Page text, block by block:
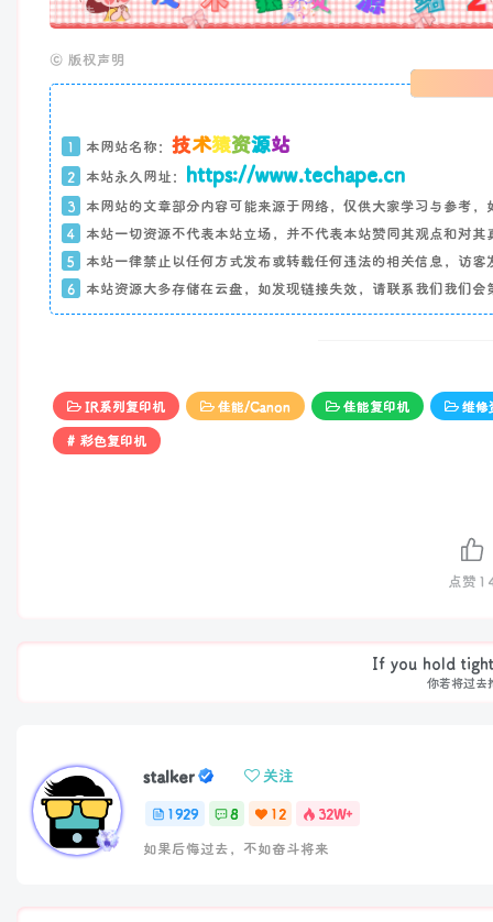
广告
© 版权声明
1 本网站名称： 技术猿资源站
2 本站永久网址： https://www.techape.cn
3
本网站的文章部分内容可能来源于网络，仅供大家学习与参考
4
本站一切资源不代表本站立场，并不代表本站赞同其观点和对其
5
本站一律禁止以任何方式发布或转载任何违法的相关信息，访客
6
本站资源大多存储在云盘，如发现链接失效，请联系我们我们会
IR系列复印机 佳能/Canon 佳能复印机
维修
# 彩色复印机
点赞
If you hold
你若将过去
stalker 关注
1929 8 12
32W+
如果后悔过去，不如奋斗将来